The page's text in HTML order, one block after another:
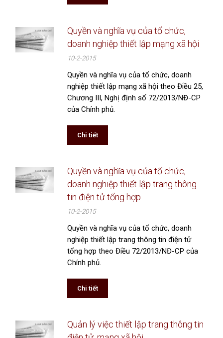
Quyền và nghĩa vụ của tổ chức,
doanh nghiệp thiết lập mạng xã hội
10-2-2015
Quyền và nghĩa vụ của tổ chức, doanh
nghiệp thiết lập mạng xã hội theo Điều 25,
Chương III, Nghị định số 72/2013/NĐ-CP
của Chính phủ.
Chi tiết
Quyền và nghĩa vụ của tổ chức,
doanh nghiệp thiết lập trang thông
tin điện tử tổng hợp
10-2-2015
Quyền và nghĩa vụ của tổ chức, doanh
nghiệp thiết lập trang thông tin điện tử
tổng hợp theo Điều 72/2013/NĐ-CP của
Chính phủ.
Chi tiết
Quản lý việc thiết lập trang thông tin